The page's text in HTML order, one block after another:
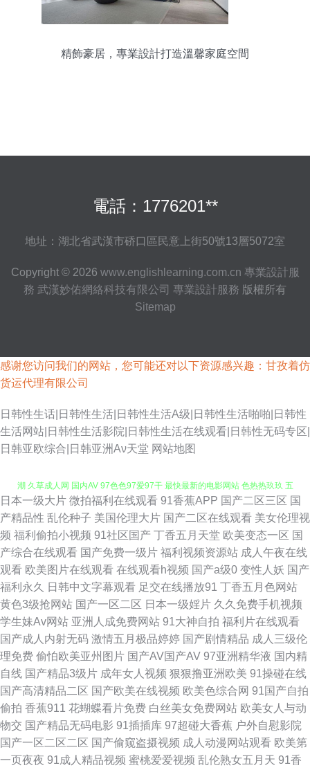
精飾豪居，專業設計打造溫馨家庭空間
電話：1776201**
地址：湖北省武漢市硚口區民意上街50號13層5072室
Copyright © 2026 www.englishlearning.com.cn 專業設計服
務 武漢妙佑網絡科技有限公司 專業設計服務 版權所有
Sitemap
感谢您访问我们的网站，您可能还对以下资源感兴趣：甘孜着仿
货运代理有限公司
日韩性生话|日韩性生活|日韩性生活A级|日韩性生活啪啪|日韩性
生活网站|日韩性生活影院|日韩性生活在线观看|日韩性无码专区|
日韩亚欧综合|日韩亚洲Αν天堂 网站地图
欧美在线久草 08影院在线 91影视网卡颜 网址大全免费播放 日本伪娘人妖高
潮 久草成人网 国内AV 97色色97爱97干 最快最新的电影网站 色热热玖玖 五
月天婷婷综合 国际51网婷婷 wwwcn91 91熊猫网站 久6久6中文字幕 91九色
在线观看 婷婷成人一区 噼里啪啦国语高清 看片的网站 国产九一 91男人网
国产五区 91蜜桃视频 日日添天天添天天添硬 六九AV 传媒视频高清一区传媒
91干逼视频 免费影片大全 国产高清自拍 免费九1 国产高清视频999 久草成
人网 97超碰碰 成人做爱正片 99热精品一区 草莓网页免费观看 91官网视频
在线观看 3级网站 婷婷影院一区 精品熟女字幕少妇 91区1区23区 欧美快播
日本一级大片 微拍福利在线观看 91香蕉APP 国产二区三区 国
产精品性 乱伦种子 美国伦理大片 国产二区在线观看 美女伦理视
频 福利偷拍小视频 91社区国产 丁香五月天堂 欧美变态一区 国
产综合在线观看 国产免费一级片 福利视频资源站 成人午夜在线
观看 欧美图片在线观看 在线观看h视频 国产a级0 变性人妖 国产
福利永久
日韩中文字幕观看 足交在线播放91 丁香五月色网站
黄色3级抢网站 国产一区二区 日本一级婬片 久久免费手机视频
学生妹Av网站 亚洲人成免费网站 91大神自拍 福利片在线观看
国产成人内射无码 激情五月极品婷婷 国产剧情精品 成人三级伦
理免费 偷怕欧美亚州图片 国产AV国产AV 97亚洲精华液 国内精
自线 国产精品3级片 成年女人视频 狠狠撸亚洲欧美 91操碰在线
国产高清精品二区 国产欧美在线视频 欧美色综合网 91国产自拍
偷拍 香蕉911 花蝴蝶看片免费 白丝美女免费网站 欧美女人与动
物交 国产精品无码电影 91插插库 97超碰大香蕉 户外自慰影院
国产一区二区二区 国产偷窥盗摄视频 成人动漫网站观看 欧美第
一页夜夜 91成人精品视频 蜜桃爱爱视频 乱伦熟女五月天 91香